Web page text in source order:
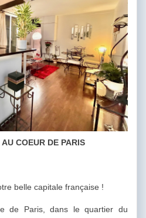
COEUR DE PARIS
belle capitale française !
de Paris, dans le quartier du